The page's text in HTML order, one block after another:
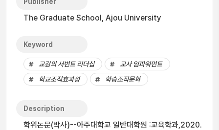
The Graduate School, Ajou University
Keyword
교감의 서번트 리더십
교사 임파워먼트
학교조직효과성
학습조직문화
Description
학위논문(박사)--아주대학교 일반대학원 :교육학과,2020.